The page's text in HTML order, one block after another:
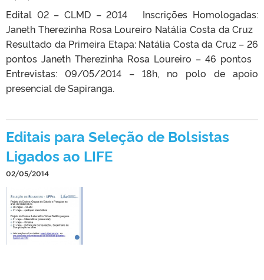
Edital 02 – CLMD – 2014 Inscrições Homologadas:
Janeth Therezinha Rosa Loureiro Natália Costa da Cruz
Resultado da Primeira Etapa: Natália Costa da Cruz – 26
pontos Janeth Therezinha Rosa Loureiro – 46 pontos
Entrevistas: 09/05/2014 – 18h, no polo de apoio
presencial de Sapiranga.
Editais para Seleção de Bolsistas
Ligados ao LIFE
02/05/2014